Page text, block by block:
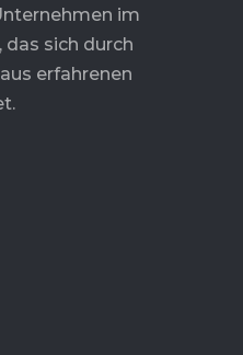
im
das sich durch
erfahrenen